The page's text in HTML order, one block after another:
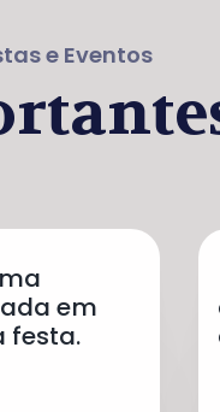
e Eventos
em
festa.